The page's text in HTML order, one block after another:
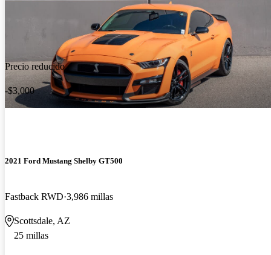
Precio reducido
-$3,000
2021 Ford Mustang Shelby GT500
Fastback RWD 3,986 millas
Scottsdale, AZ
25 millas